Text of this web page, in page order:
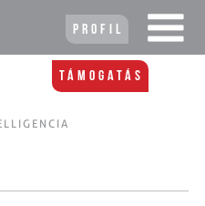
Profil
Támogatás